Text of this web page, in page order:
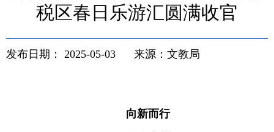
税区春日乐游汇圆满收官
发布日期： 2025-05-03 来源：文教局
向新而行